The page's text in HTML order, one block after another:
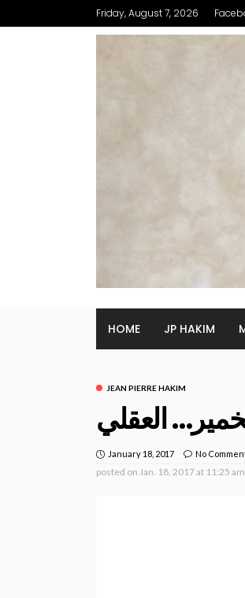
Friday, August 7, 2026
HOME JP HAKIM
JEAN PIERRE HAKIM
العقلي
January 18, 2017 No
posted on Jan. 18, 2017 at 11:25 am